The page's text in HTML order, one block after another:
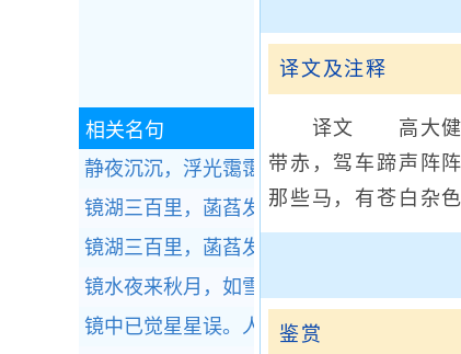
译文及注释
译文 高大健壮的
带赤，驾车蹄声阵
那些马，有苍白杂
鉴赏
相关名句
静夜沉沉，浮光霭霭，冷浸溶溶月。全诗
镜湖三百里，菡萏发荷花。全诗赏析
镜湖三百里，菡萏发荷花。全诗赏析
镜水夜来秋月，如雪。全诗赏析
镜中已觉星星误。人不负春春自负。全诗赏